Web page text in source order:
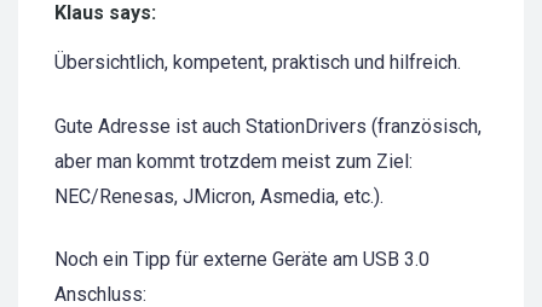
Klaus says:
Übersichtlich, kompetent, praktisch und hilfreich.
Gute Adresse ist auch StationDrivers (französisch,
aber man kommt trotzdem meist zum Ziel:
NEC/Renesas, JMicron, Asmedia, etc.).
Noch ein Tipp für externe Geräte am USB 3.0
Anschluss: